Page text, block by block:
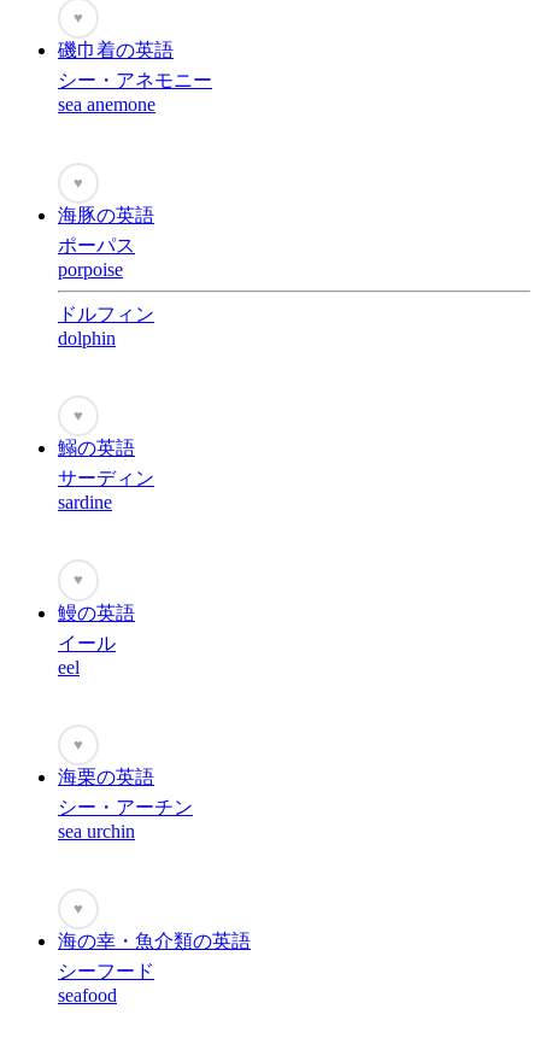
♥
磯巾着の英語
シー・アネモニー
sea anemone
♥
海豚の英語
ポーパス
porpoise
ドルフィン
dolphin
♥
鰯の英語
サーディン
sardine
♥
鰻の英語
イール
eel
♥
海栗の英語
シー・アーチン
sea urchin
♥
海の幸・魚介類の英語
シーフード
seafood